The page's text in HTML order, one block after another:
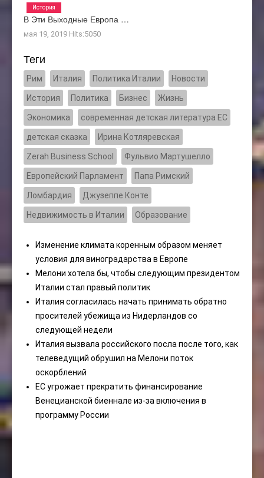
В Эти Выходные Европа …
мая 19, 2019 Hits:5050
История
Теги
Рим Италия Политика Италии Новости
История Политика Бизнес Жизнь
Экономика современная детская литература ЕС
детская сказка Ирина Котляревская
Zerah Business School Фульвио Мартушелло
Европейский Парламент Папа Римский
Ломбардия Джузеппе Конте
Недвижимость в Италии Образование
Изменение климата коренным образом меняет
условия для виноградарства в Европе
Мелони хотела бы, чтобы следующим президентом
Италии стал правый политик
Италия согласилась начать принимать обратно
просителей убежища из Нидерландов со
следующей недели
Италия вызвала российского посла после того, как
телеведущий обрушил на Мелони поток
оскорблений
ЕС угрожает прекратить финансирование
Венецианской биеннале из-за включения в
программу России